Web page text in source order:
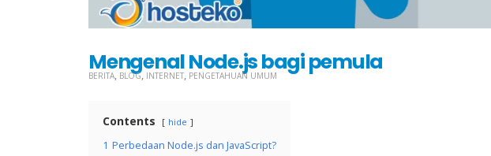
Mengenal Node.js bagi pemula
BERITA, BLOG, INTERNET, PENGETAHUAN UMUM
Contents hide
1 Perbedaan Node.js dan JavaScript?